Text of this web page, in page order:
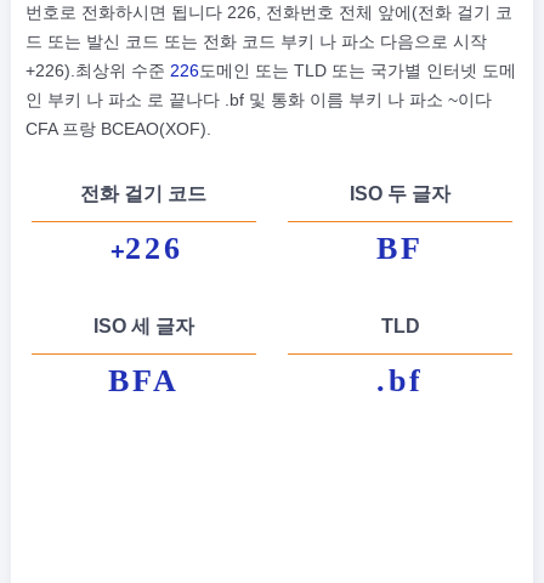
번호로 전화하시면 됩니다 226, 전화번호 전체 앞에(전화 걸기 코
드 또는 발신 코드 또는 전화 코드 부키 나 파소 다음으로 시작
+226).최상위 수준 226도메인 또는 TLD 또는 국가별 인터넷 도메
인 부키 나 파소 로 끝나다 .bf 및 통화 이름 부키 나 파소 ~이다
CFA 프랑 BCEAO(XOF).
전화 걸기 코드
+226
ISO 두 글자
BF
ISO 세 글자
BFA
TLD
.bf